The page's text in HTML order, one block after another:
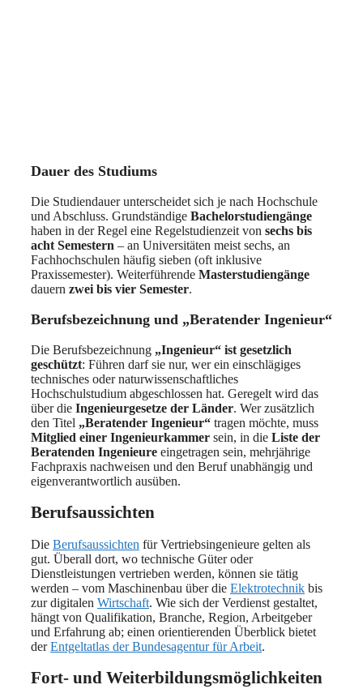
Dauer des Studiums
Die Studiendauer unterscheidet sich je nach Hochschule
und Abschluss. Grundständige Bachelorstudiengänge
haben in der Regel eine Regelstudienzeit von sechs bis
acht Semestern – an Universitäten meist sechs, an
Fachhochschulen häufig sieben (oft inklusive
Praxissemester). Weiterführende Masterstudiengänge
dauern zwei bis vier Semester.
Berufsbezeichnung und „Beratender Ingenieur“
Die Berufsbezeichnung „Ingenieur“ ist gesetzlich
geschützt: Führen darf sie nur, wer ein einschlägiges
technisches oder naturwissenschaftliches
Hochschulstudium abgeschlossen hat. Geregelt wird das
über die Ingenieurgesetze der Länder. Wer zusätzlich
den Titel „Beratender Ingenieur“ tragen möchte, muss
Mitglied einer Ingenieurkammer sein, in die Liste der
Beratenden Ingenieure eingetragen sein, mehrjährige
Fachpraxis nachweisen und den Beruf unabhängig und
eigenverantwortlich ausüben.
Berufsaussichten
Die Berufsaussichten für Vertriebsingenieure gelten als
gut. Überall dort, wo technische Güter oder
Dienstleistungen vertrieben werden, können sie tätig
werden – vom Maschinenbau über die Elektrotechnik bis
zur digitalen Wirtschaft. Wie sich der Verdienst gestaltet,
hängt von Qualifikation, Branche, Region, Arbeitgeber
und Erfahrung ab; einen orientierenden Überblick bietet
derEntgeltatlas der Bundesagentur für Arbeit.
Fort- und Weiterbildungsmöglichkeiten